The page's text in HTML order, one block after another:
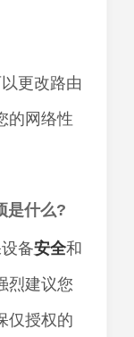
更改路由
的网络性
是什么?
备安全和
烈建议您
仅授权的